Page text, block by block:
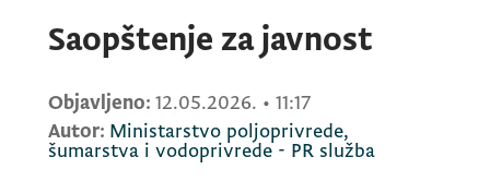
Saopštenje za javnost
Objavljeno: 12.05.2026. • 11:17
Autor: Ministarstvo poljoprivrede,
šumarstva i vodoprivrede - PR služba